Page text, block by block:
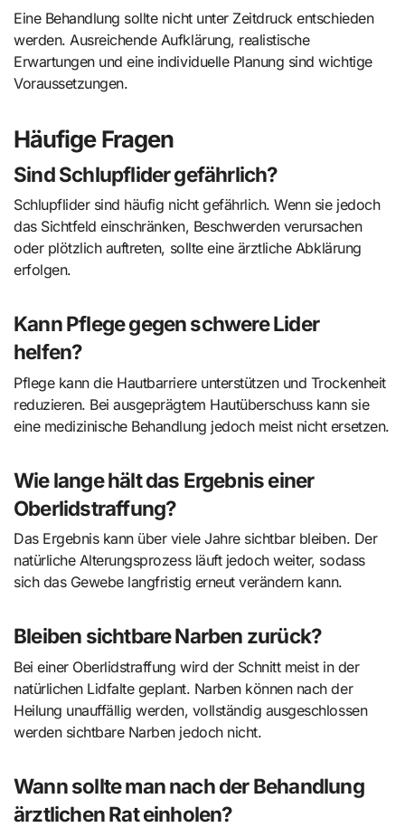
Eine Behandlung sollte nicht unter Zeitdruck entschieden
werden. Ausreichende Aufklärung, realistische
Erwartungen und eine individuelle Planung sind wichtige
Voraussetzungen.
Häufige Fragen
Sind Schlupflider gefährlich?
Schlupflider sind häufig nicht gefährlich. Wenn sie jedoch
das Sichtfeld einschränken, Beschwerden verursachen
oder plötzlich auftreten, sollte eine ärztliche Abklärung
erfolgen.
Kann Pflege gegen schwere Lider
helfen?
Pflege kann die Hautbarriere unterstützen und Trockenheit
reduzieren. Bei ausgeprägtem Hautüberschuss kann sie
eine medizinische Behandlung jedoch meist nicht ersetzen.
Wie lange hält das Ergebnis einer
Oberlidstraffung?
Das Ergebnis kann über viele Jahre sichtbar bleiben. Der
natürliche Alterungsprozess läuft jedoch weiter, sodass
sich das Gewebe langfristig erneut verändern kann.
Bleiben sichtbare Narben zurück?
Bei einer Oberlidstraffung wird der Schnitt meist in der
natürlichen Lidfalte geplant. Narben können nach der
Heilung unauffällig werden, vollständig ausgeschlossen
werden sichtbare Narben jedoch nicht.
Wann sollte man nach der Behandlung
ärztlichen Rat einholen?